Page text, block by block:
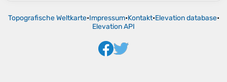
Topografische Weltkarte•Impressum•Kontakt•Elevation database•
Elevation API